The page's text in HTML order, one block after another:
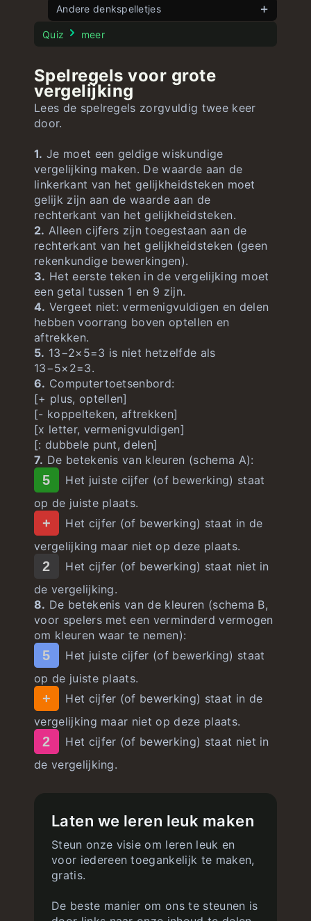
Spel vlaggen onbeperkt
Spel landen
Spel Amerikaanse vlaggen onbeperkt
Andere denkspelletjes
Stroop Test
Quiz meer
Spelregels voor grote
vergelijking
Lees de spelregels zorgvuldig twee keer
door.
1. Je moet een geldige wiskundige
vergelijking maken. De waarde aan de
linkerkant van het gelijkheidsteken moet
gelijk zijn aan de waarde aan de
rechterkant van het gelijkheidsteken.
2. Alleen cijfers zijn toegestaan aan de
rechterkant van het gelijkheidsteken (geen
rekenkundige bewerkingen).
3. Het eerste teken in de vergelijking moet
een getal tussen 1 en 9 zijn.
4. Vergeet niet: vermenigvuldigen en delen
hebben voorrang boven optellen en
aftrekken.
5. 13−2×5=3 is niet hetzelfde als
13−5×2=3.
6. Computertoetsenbord:
[+ plus, optellen]
[- koppelteken, aftrekken]
[x letter, vermenigvuldigen]
[: dubbele punt, delen]
7. De betekenis van kleuren (schema A):
5
Het juiste cijfer (of bewerking) staat
op de juiste plaats.
+
Het cijfer (of bewerking) staat in de
vergelijking maar niet op deze plaats.
2
Het cijfer (of bewerking) staat niet in
de vergelijking.
8. De betekenis van de kleuren (schema B,
voor spelers met een verminderd vermogen
om kleuren waar te nemen):
5
Het juiste cijfer (of bewerking) staat
op de juiste plaats.
+
Het cijfer (of bewerking) staat in de
vergelijking maar niet op deze plaats.
2
Het cijfer (of bewerking) staat niet in
de vergelijking.
Laten we leren leuk maken
Steun onze visie om leren leuk en
voor iedereen toegankelijk te maken,
gratis.
De beste manier om ons te steunen is